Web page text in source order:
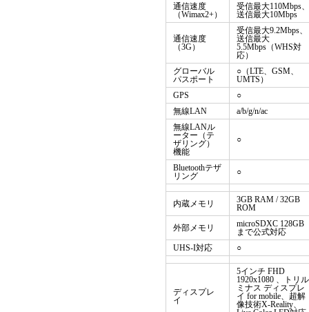
通信速度
（Wimax2+）
受信最大110Mbps、
送信最大10Mbps
通信速度
（3G）
受信最大9.2Mbps、
送信最大
5.5Mbps（WHS対
応）
グローバル
パスポート
○（LTE、GSM、
UMTS）
GPS
○
無線LAN
a/b/g/n/ac
無線LANル
ーター（テ
ザリング）
機能
○
Bluetoothテザ
リング
○
内蔵メモリ
3GB RAM / 32GB
ROM
外部メモリ
microSDXC 128GB
まで公式対応
UHS-I対応
○
ディスプレ
イ
5インチ FHD
1920x1080 、トリル
ミナス ディスプレ
イ for mobile、超解
像技術X-Reality、